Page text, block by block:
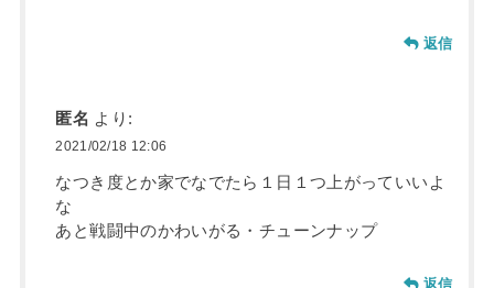
返信
匿名 より:
2021/02/18 12:06
なつき度とか家でなでたら１日１つ上がっていいよ
な
あと戦闘中のかわいがる・チューンナップ
返信